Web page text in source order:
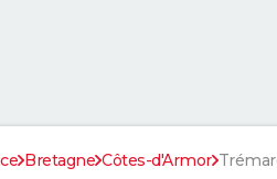
Bretagne Côtes-d'Armor